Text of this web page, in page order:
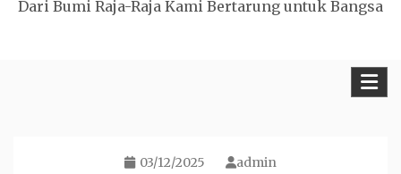
Dari Bumi Raja-Raja Kami Bertarung untuk Bangsa
03/12/2025 admin